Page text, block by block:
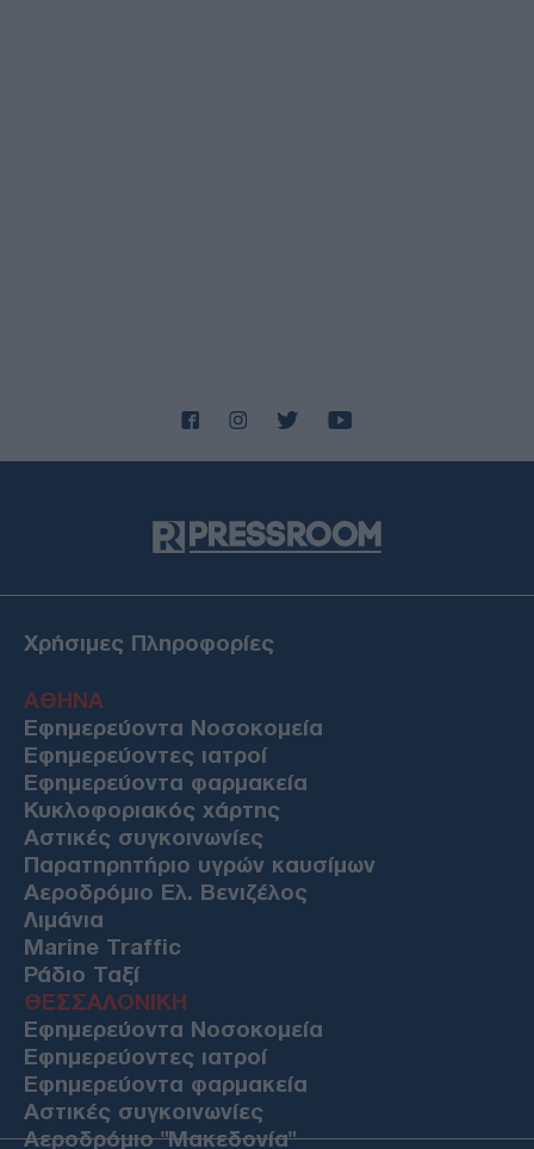
Χρήσιμες Πληροφορίες
ΑΘΗΝΑ
Εφημερεύοντα Νοσοκομεία
Εφημερεύοντες ιατροί
Εφημερεύοντα φαρμακεία
Κυκλοφοριακός χάρτης
Αστικές συγκοινωνίες
Παρατηρητήριο υγρών καυσίμων
Αεροδρόμιο Ελ. Βενιζέλος
Λιμάνια
Marine Traffic
Ράδιο Ταξί
ΘΕΣΣΑΛΟΝΙΚΗ
Εφημερεύοντα Νοσοκομεία
Εφημερεύοντες ιατροί
Εφημερεύοντα φαρμακεία
Αστικές συγκοινωνίες
Αεροδρόμιο "Μακεδονία"